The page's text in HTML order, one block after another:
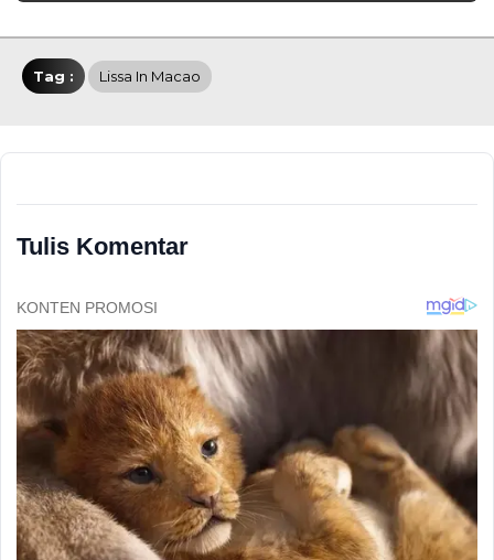
Tag : Lissa In Macao
Tulis Komentar